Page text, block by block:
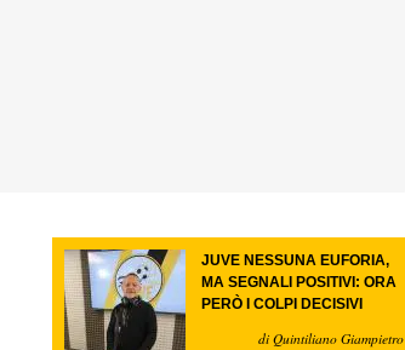
JUVE NESSUNA EUFORIA,
MA SEGNALI POSITIVI: ORA
PERÒ I COLPI DECISIVI
di Quintiliano Giampietro